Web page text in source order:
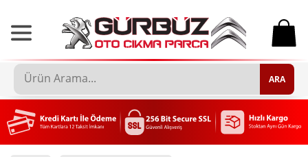
0
ARA